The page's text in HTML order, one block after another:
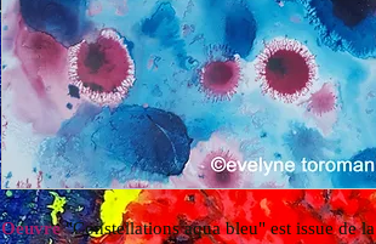
Oeuvre"Constellations aqua bleu" est issue de